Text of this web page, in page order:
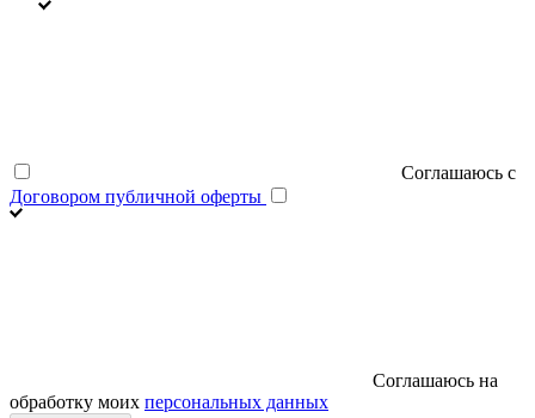
Соглашаюсь с
Договором публичной оферты
Соглашаюсь на
обработку моих персональных данных